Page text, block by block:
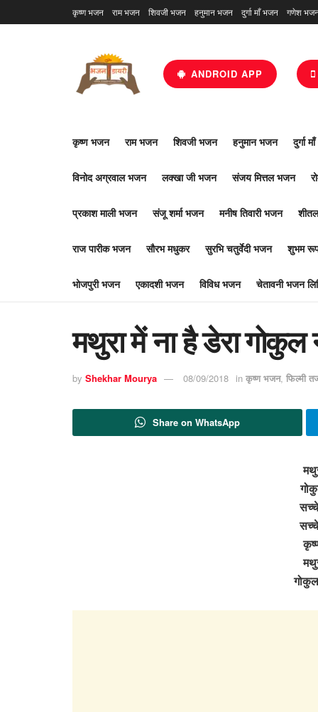
कृष्ण भजन राम भजन शिवजी भजन हनुमान भजन दुर्गा माँ भजन गणेश
ANDROID APP
कृष्ण भजन राम भजन शिवजी भजन हनुमान भजन दुर्गा
विनोद अग्रवाल भजन लक्खा जी भजन संजय मित्तल भजन
प्रकाश माली भजन संजू शर्मा भजन मनीष तिवारी भजन
राज पारीक भजन सौरभ मधुकर सुरभि चतुर्वेदी भजन शुभम
भोजपुरी भजन एकादशी भजन विविध भजन चेतावनी भजन
मथुरा में ना है डेरा
by Shekhar Mourya 08/09/2018 in कृष्ण भजन, फिल्मी
Share on WhatsApp